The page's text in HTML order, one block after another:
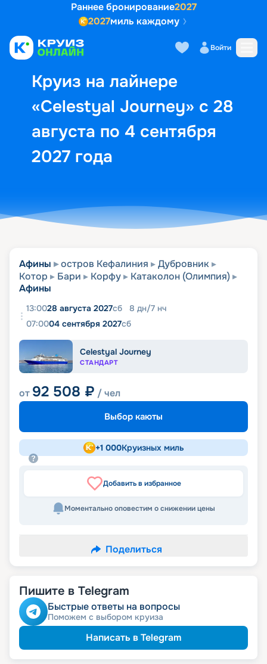
Раннее бронирование2027
2027миль каждому
Войти
Круиз на лайнере
«Celestyal Journey» с 28
августа по 4 сентября
2027 года
Выбор кают Маршрут и
Афины остров Кефалиния
Дубровник
Котор
Бари Корфу
Катаколон (Олимпия)
Афины
13:0028 августа 2027сб 8 дн/7 нч
07:0004 сентября 2027сб
Celestyal Journey
СТАНДАРТ
от 92 508 ₽ / чел
Выбор каюты
+1 000Круизных миль
Добавить в избранное
Моментально оповестим о снижении цены
Поделиться
Пишите в Telegram
Быстрые ответы на вопросы
Поможем с выбором круиза
Написать в Telegram